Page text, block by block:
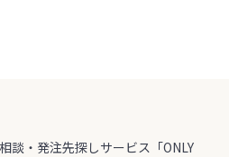
談・発注先探しサービス「ONLY